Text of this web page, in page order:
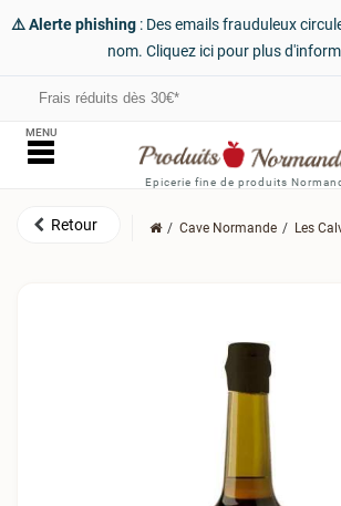
⚠️ Alerte phishing : Des emails frauduleux
nom. Cliquez ici pour plus
Frais réduits dès 30€*
Epicerie fine de produits
MENU
Cave Normande Les